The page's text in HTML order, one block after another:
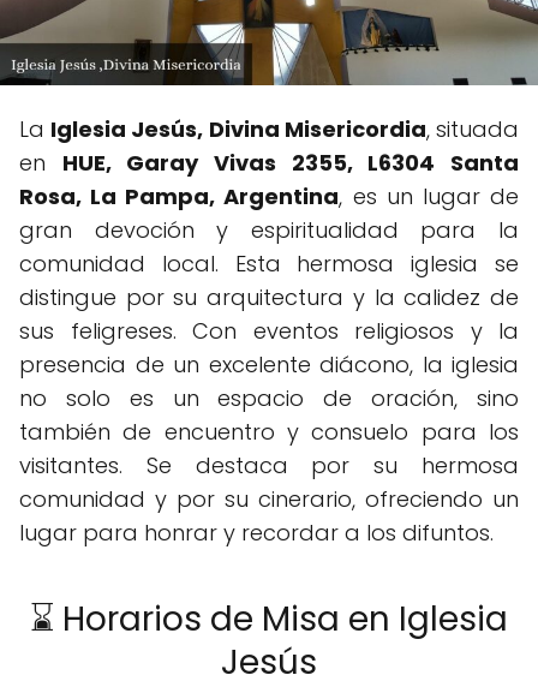
La Iglesia Jesús, Divina Misericordia, situada
en HUE, Garay Vivas 2355, L6304 Santa
Rosa, La Pampa, Argentina, es un lugar de
gran devoción y espiritualidad para la
comunidad local. Esta hermosa iglesia se
distingue por su arquitectura y la calidez de
sus feligreses. Con eventos religiosos y la
presencia de un excelente diácono, la iglesia
no solo es un espacio de oración, sino
también de encuentro y consuelo para los
visitantes. Se destaca por su hermosa
comunidad y por su cinerario, ofreciendo un
lugar para honrar y recordar a los difuntos.
⌛ Horarios de Misa en Iglesia
Jesús